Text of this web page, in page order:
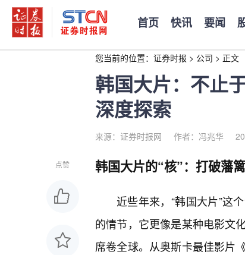
首页 快讯 要闻
您当前的位置： 证券时报 > 公司 > 正文
韩国大片：不止
深度探索
来源：证券时报网 作者：冯兆华
点赞 韩国大片的“核”：打破藩
近些年来，“韩国大片”这
的情节，它更像是某种电影文
席卷全球。从奥斯卡最佳影片